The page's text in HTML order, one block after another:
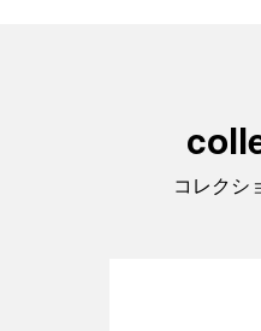
コレクシ